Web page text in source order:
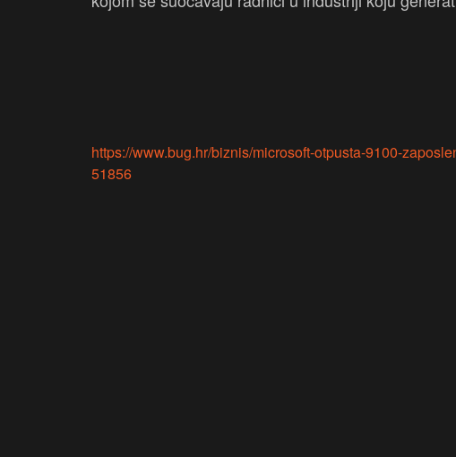
https://www.bug.hr/biznis/microsoft-otpusta-9100-
51856